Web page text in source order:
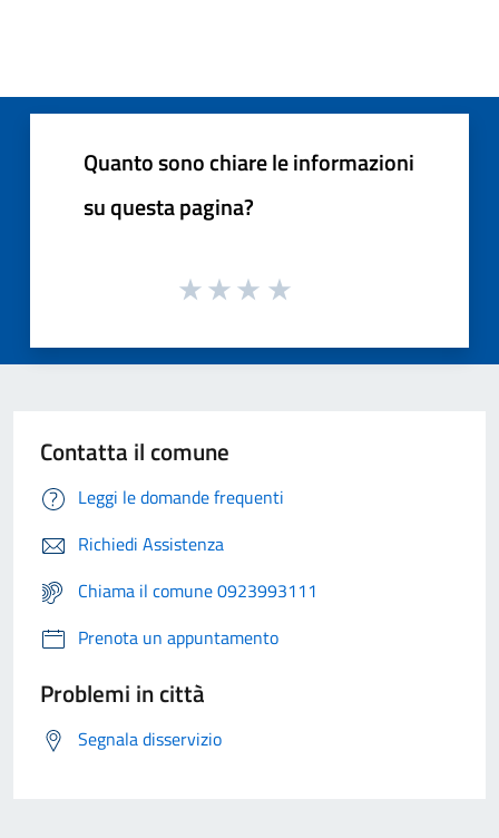
Quanto sono chiare le informazioni
su questa pagina?
Contatta il comune
Leggi le domande frequenti
Richiedi Assistenza
Chiama il comune 0923993111
Prenota un appuntamento
Problemi in città
Segnala disservizio